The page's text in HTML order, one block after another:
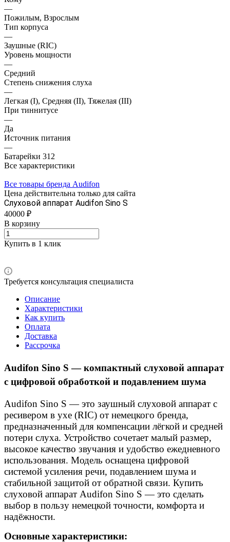
—
Пожилым, Взрослым
Тип корпуса
—
Заушные (RIC)
Уровень мощности
—
Средний
Степень снижения слуха
—
Легкая (I), Средняя (II), Тяжелая (III)
При тиннитусе
—
Да
Источник питания
—
Батарейки 312
Все характеристики
Все товары бренда Audifon
Цена действительна только для сайта
Слуховой аппарат Audifon Sino S
40000 ₽
В корзину
Купить в 1 клик
Требуется консультация специалиста
Описание
Характеристики
Как купить
Оплата
Доставка
Рассрочка
Audifon Sino S — компактный слуховой аппарат
с цифровой обработкой и подавлением шума
Audifon Sino S — это заушный слуховой аппарат с
ресивером в ухе (RIC) от немецкого бренда,
предназначенный для компенсации лёгкой и средней
потери слуха. Устройство сочетает малый размер,
высокое качество звучания и удобство ежедневного
использования. Модель оснащена цифровой
системой усиления речи, подавлением шума и
стабильной защитой от обратной связи. Купить
слуховой аппарат Audifon Sino S — это сделать
выбор в пользу немецкой точности, комфорта и
надёжности.
Основные характеристики: